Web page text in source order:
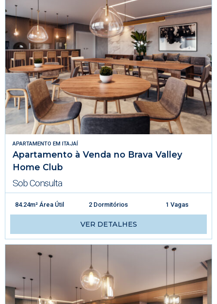
APARTAMENTO EM ITAJAÍ
Apartamento à Venda no Brava Valley
Home Club
Sob Consulta
84.24m² Área Útil 2 Dormitórios 1 Vagas
VER DETALHES